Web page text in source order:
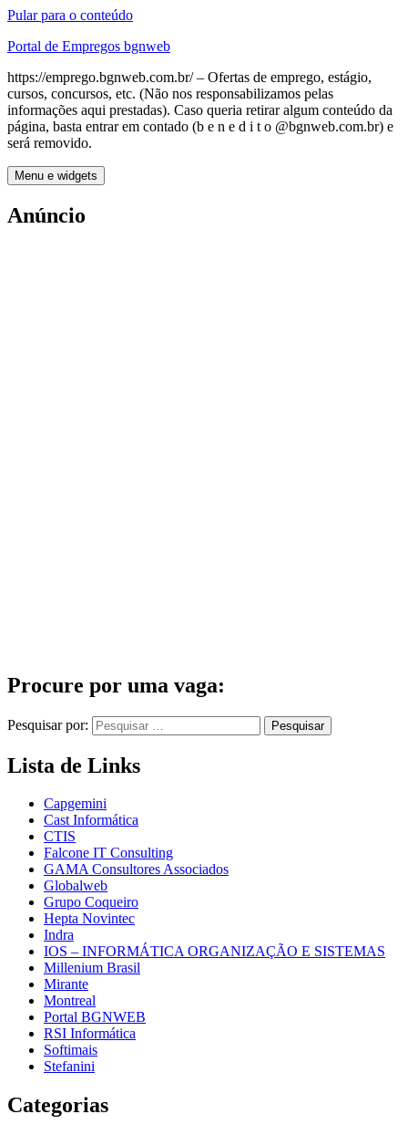
Pular para o conteúdo
Portal de Empregos bgnweb
https://emprego.bgnweb.com.br/ – Ofertas de emprego, estágio,
cursos, concursos, etc. (Não nos responsabilizamos pelas
informações aqui prestadas). Caso queria retirar algum conteúdo da
página, basta entrar em contado (b e n e d i t o @bgnweb.com.br) e
será removido.
Menu e widgets
Anúncio
Procure por uma vaga:
Pesquisar por:
Lista de Links
Capgemini
Cast Informática
CTIS
Falcone IT Consulting
GAMA Consultores Associados
Globalweb
Grupo Coqueiro
Hepta Novintec
Indra
IOS – INFORMÁTICA ORGANIZAÇÃO E SISTEMAS
Millenium Brasil
Mirante
Montreal
Portal BGNWEB
RSI Informática
Softimais
Stefanini
Categorias